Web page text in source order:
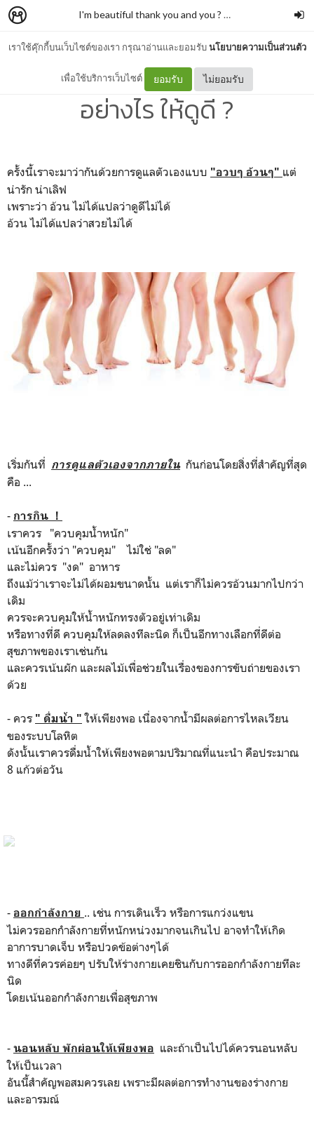
เราใช้คุ๊กกี้บนเว็บไซต์ของเรา กรุณาอ่านและยอมรับนโยบายความเป็นส่วนตัว
เพื่อใช้บริการเว็บไซต์ ยอมรับ ไม่ยอมรับ
I'm beautiful thank you and you ?
HOW TO " อวบ / อ้วน "
อย่างไร ให้ดูดี ?
ครั้งนี้เราจะมาว่ากันด้วยการดูแลตัวเองแบบ "อวบๆ อ้วนๆ" แต่
น่ารัก น่าเลิฟ
เพราะว่า อ้วน ไม่ได้แปลว่าดูดีไม่ได้
อ้วน ไม่ได้แปลว่าสวยไม่ได้
เริ่มกันที่ การดูแลตัวเองจากภายใน กันก่อนโดยสิ่งที่สำคัญที่สุด
คือ ...
- การกิน ！
เราควร "ควบคุมน้ำหนัก"
เน้นอีกครั้งว่า "ควบคุม" ไม่ใช่ "ลด"
และไม่ควร "งด" อาหาร
ถึงแม้ว่าเราจะไม่ได้ผอมขนาดนั้น แต่เราก็ไม่ควรอ้วนมากไปกว่า
เดิม
ควรจะควบคุมให้น้ำหนักทรงตัวอยู่เท่าเดิม
หรือทางที่ดี ควบคุมให้ลดลงทีละนิด ก็เป็นอีกทางเลือกที่ดีต่อ
สุขภาพของเราเช่นกัน
และควรเน้นผัก และผลไม้เพื่อช่วยในเรื่องของการขับถ่ายของเรา
ด้วย
- ควร " ดื่มน้ำ " ให้เพียงพอ เนื่องจากน้ำมีผลต่อการไหลเวียน
ของระบบโลหิต
ดังนั้นเราควรดื่มน้ำให้เพียงพอตามปริมาณที่แนะนำ คือประมาณ
8 แก้วต่อวัน
- ออกกำลังกาย .. เช่น การเดินเร็ว หรือการแกว่งแขน
ไม่ควรออกกำลังกายที่หนักหน่วงมากจนเกินไป อาจทำให้เกิด
อาการบาดเจ็บ หรือปวดข้อต่างๆได้
ทางดีที่ควรค่อยๆ ปรับให้ร่างกายเคยชินกับการออกกำลังกายทีละ
นิด
โดยเน้นออกกำลังกายเพื่อสุขภาพ
- นอนหลับ พักผ่อนให้เพียงพอ และถ้าเป็นไปได้ควรนอนหลับ
ให้เป็นเวลา
อันนี้สำคัญพอสมควรเลย เพราะมีผลต่อการทำงานของร่างกาย
และอารมณ์